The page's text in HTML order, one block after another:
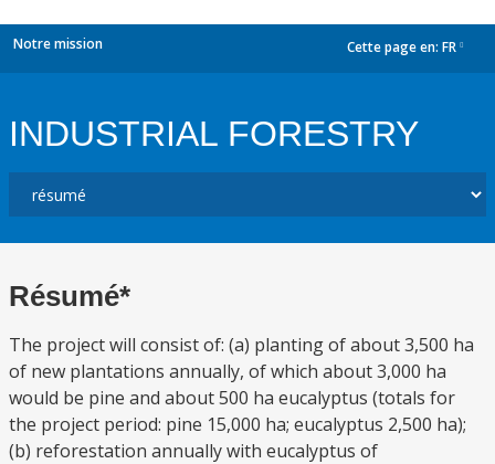
Notre mission Cette page en: FR
INDUSTRIAL FORESTRY
Résumé*
The project will consist of: (a) planting of about 3,500 ha
of new plantations annually, of which about 3,000 ha
would be pine and about 500 ha eucalyptus (totals for
the project period: pine 15,000 ha; eucalyptus 2,500 ha);
(b) reforestation annually with eucalyptus of